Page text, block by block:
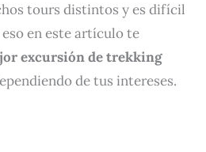
tours distintos y es difícil
en este artículo te
excursión de trekking
de tus intereses.